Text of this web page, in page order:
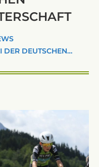
DER DEUTSCHEN…